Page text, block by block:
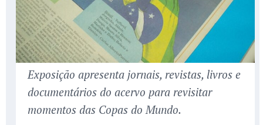
Exposição apresenta jornais, revistas, livros e
documentários do acervo para revisitar
momentos das Copas do Mundo.